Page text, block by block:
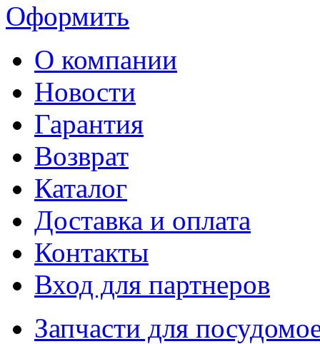
Оформить
О компании
Новости
Гарантия
Возврат
Каталог
Доставка и оплата
Контакты
Вход для партнеров
Запчасти для